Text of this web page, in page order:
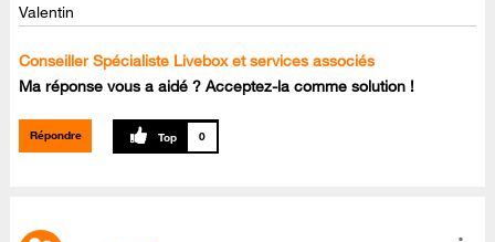
Valentin
Conseiller Spécialiste Livebox et services associés
Ma réponse vous a aidé ? Acceptez-la comme solution !
Répondre 0